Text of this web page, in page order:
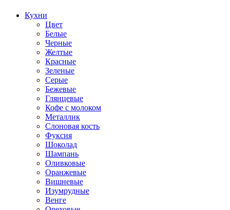
Кухни
Цвет
Белые
Черные
Желтые
Красные
Зеленые
Серые
Бежевые
Глянцевые
Кофе с молоком
Металлик
Слоновая кость
Фуксия
Шоколад
Шампань
Оливковые
Оранжевые
Вишневые
Изумрудные
Венге